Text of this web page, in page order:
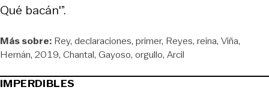
Qué bacán'”.
Más sobre: Rey declaraciones primer Reyes reina Viña
Hernán 2019 Chantal Gayoso orgullo Arcil
IMPERDIBLES